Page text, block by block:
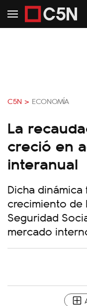
C5N > ECONOMÍA
La
creció en
interanual
Dicha
crecimiento de
Seguridad
mercado